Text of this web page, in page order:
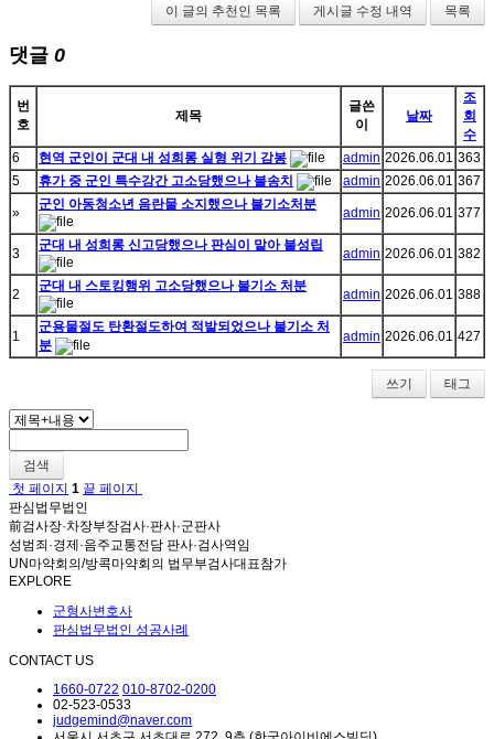
이 글의 추천인 목록 게시글 수정 내역 목록
댓글 0
번
호
제목
글쓴
이
날짜
조
회
수
6
현역 군인이 군대 내 성희롱 실형 위기 감봉 admin 2026.06.01 363
5
휴가 중 군인 특수강간 고소당했으나 불송치 admin 2026.06.01 367
»
군인 아동청소년 음란물 소지했으나 불기소처분
admin 2026.06.01 377
3
군대 내 성희롱 신고당했으나 판심이 맡아 불성립
admin 2026.06.01 382
2
군대 내 스토킹행위 고소당했으나 불기소 처분
admin 2026.06.01 388
1
군용물절도 탄환절도하여 적발되었으나 불기소 처
분
admin 2026.06.01 427
쓰기 태그
검색
첫 페이지 1 끝 페이지
판심법무법인
前검사장·차장부장검사·판사·군판사
성범죄·경제·음주교통전담 판사·검사역임
UN마약회의/방콕마약회의 법무부검사대표참가
EXPLORE
군형사변호사
판심법무법인 성공사례
CONTACT US
1660-0722 010-8702-0200
02-523-0533
judgemind@naver.com